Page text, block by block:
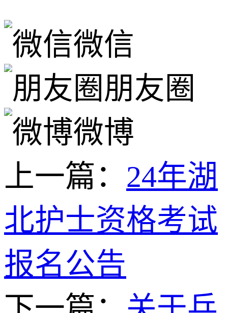
微信
朋友圈
微博
上一篇： 24年湖
北护士资格考试
报名公告